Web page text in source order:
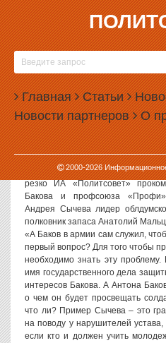
Главная Статьи
Новости партнеров О
2000-2026Информационное
16.02.2006, 15:15
ЛИДЕР ОБЛДУМСКОЙ
РОССИЯ» АНАТОЛИЙ
ДОЛЖЕН УЧИТЬ
АНТОН БАКОВ
Политсовет, 16.02.06. Как
депутат Антон Баков пытается
на любом информационном
«дело о дедовщине» в
резко ИА «Политсовет»
Бакова и профсоюза «Профи»
Андрея Сычева лидер
полковник запаса Анатолий
«А Баков в армии сам служил,
первый вопрос? Для того чтобы
необходимо знать эту
имя государственного дела
интересов Бакова. А Антона
о чем он будет просвещать
что ли? Пример Сычева – это
на поводу у нарушителей
если кто и должен учить